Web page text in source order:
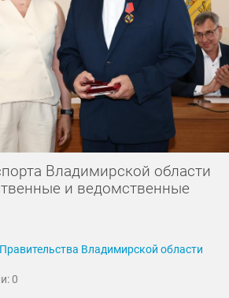
Владимирской области
и ведомственные
Владимирской области
0